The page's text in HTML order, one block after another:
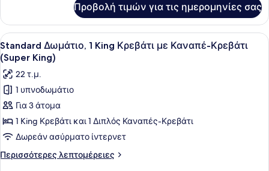
Καναπέ-
Κρεβάτι
(Super
King)
Δωμάτιο,
King
Κρεβάτι
με
Καναπέ-
Κρεβάτι
(Super
King)
Προβολή τιμών για τις ημερομηνίες σας
Προβολή
όλων
των
φωτογραφιών
για
Standard
Δωμάτιο,
1
King
Κρεβάτι
Ένα δωμάτιο ξενοδοχείου με ένα
5
Standard Δωμάτιο, 1 King Κρεβάτι με Καναπέ-Κρεβάτι
(Super King)
22 τ.μ.
1 υπνοδωμάτιο
Για 3 άτομα
1 King Κρεβάτι και 1 Διπλός Καναπές-Κρεβάτι
Δωρεάν ασύρματο ίντερνετ
Περισσότερες λεπτομέρειες
Περισσότερες